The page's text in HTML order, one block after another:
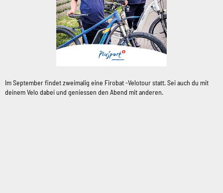
Im September findet zweimalig eine Firobat -Velotour statt. Sei auch du mit
deinem Velo dabei und geniessen den Abend mit anderen.